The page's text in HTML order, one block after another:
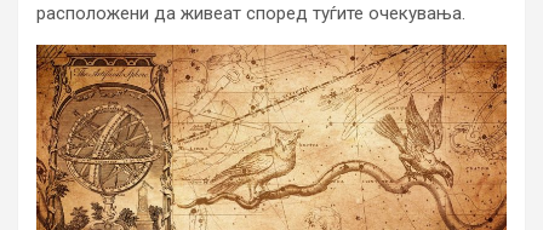
расположени да живеат според туѓите очекувања.